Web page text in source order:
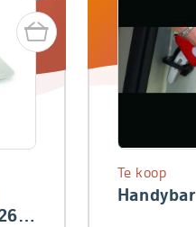
Handybar
Te koop